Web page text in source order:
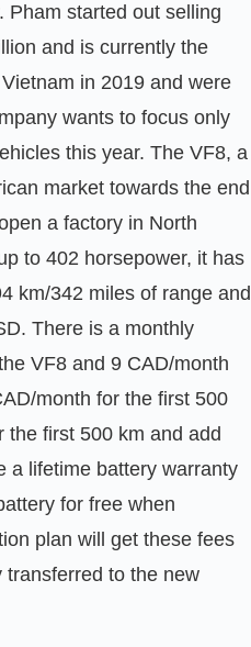
Pham started out selling
and is currently the
in 2019 and were
wants to focus only
this year. The VF8, a
market towards the end
a factory in North
to 402 horsepower, it has
km/342 miles of range and
There is a monthly
VF8 and 9 CAD/month
month for the first 500
the first 500 km and add
a lifetime battery warranty
for free when
plan will get these fees
to the new